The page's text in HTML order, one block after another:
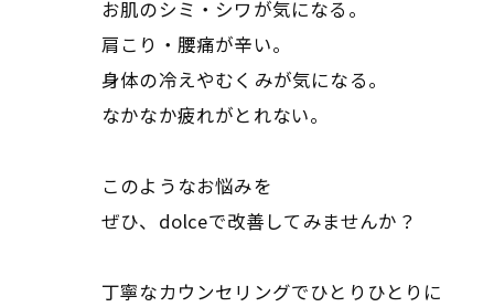
お肌のシミ・シワが気になる。
肩こり・腰痛が辛い。
身体の冷えやむくみが気になる。
なかなか疲れがとれない。
このようなお悩みを
ぜひ、dolceで改善してみませんか？
丁寧なカウンセリングでひとりひとりに